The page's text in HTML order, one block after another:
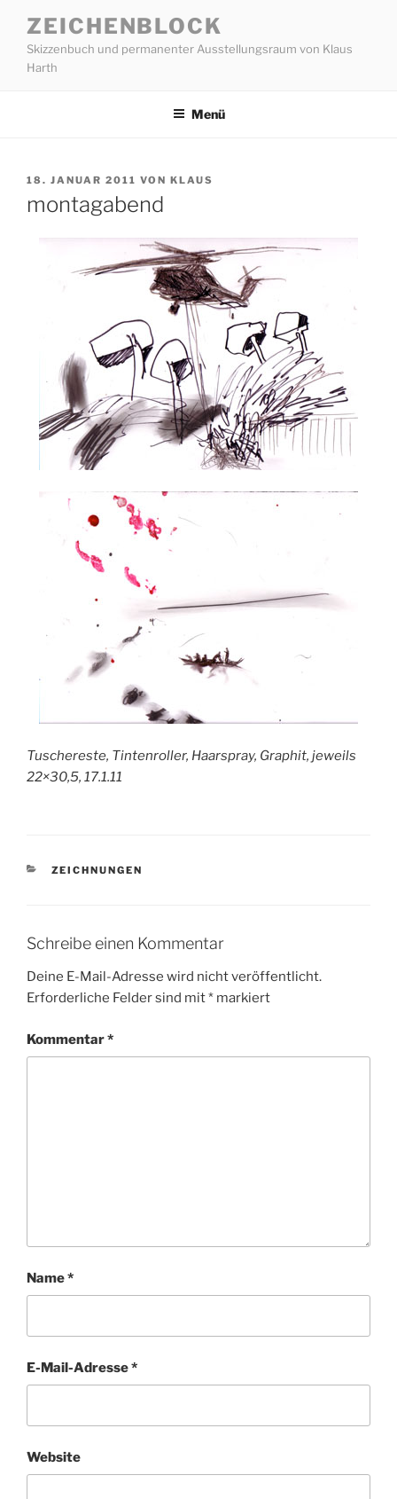
Inhalt
springen
ZEICHENBLOCK
Skizzenbuch und permanenter Ausstellungsraum von Klaus
Harth
Menü
VERÖFFENTLICHT
18. JANUAR 2011 VON KLAUS
montagabend
Tuschereste, Tintenroller, Haarspray, Graphit, jeweils
22×30,5, 17.1.11
KATEGORIEN
ZEICHNUNGEN
Schreibe einen Kommentar
Deine E-Mail-Adresse wird nicht veröffentlicht.
Erforderliche Felder sind mit* markiert
Kommentar*
Name*
E-Mail-Adresse*
Website